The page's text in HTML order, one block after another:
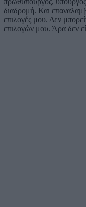
διαδρομή. Και
επιλογές μου. Δεν
επιλογών μου. Άρα δεν